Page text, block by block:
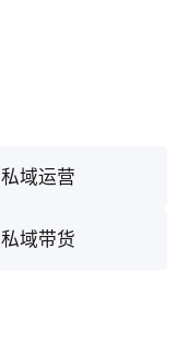
私域运营
私域带货